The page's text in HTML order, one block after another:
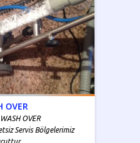
OVER
OVER
Servis Bölgelerimiz